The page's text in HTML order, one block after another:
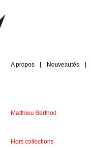
A propos Nouveautés
Matthieu Berthod
Hors collections